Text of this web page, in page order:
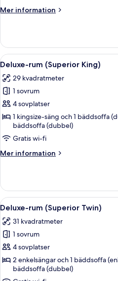
(King)
Mer information
Mer
rum
terrass
Öppna
alla
foton
för
Deluxe-
rum
(Superior
King)
10
Deluxe-rum (Superior King)
29 kvadratmeter
1 sovrum
4 sovplatser
1 kingsize-säng och 1 bäddsoffa
bäddsoffa (dubbel)
Gratis wi-fi
Mer information
Mer
rum
(Superior
King)
Öppna
alla
foton
för
Deluxe-
rum
(Superior
7
Deluxe-rum (Superior Twin)
31 kvadratmeter
1 sovrum
4 sovplatser
2 enkelsängar och 1 bäddsoffa
bäddsoffa (dubbel)